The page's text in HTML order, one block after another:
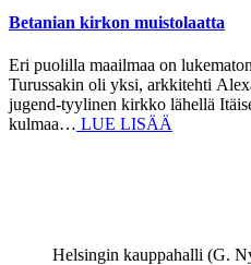
Betanian kirkon muistolaatta
Eri puolilla maailmaa on
Turussakin oli yksi, arkkitehti
jugend-tyylinen kirkko lähellä
kulmaa… LUE LISÄÄ
Helsingin kauppahalli (G.